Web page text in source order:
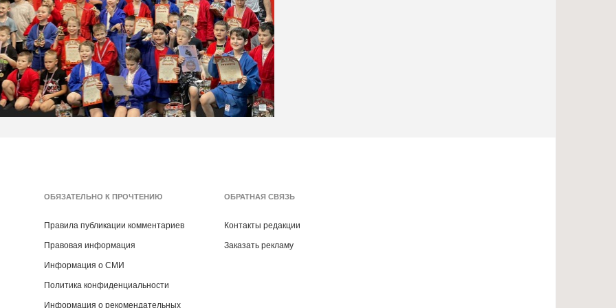
ОБЯЗАТЕЛЬНО К ПРОЧТЕНИЮ
Правила публикации комментариев
Правовая информация
Информация о СМИ
Политика конфиденциальности
Информация о рекомендательных
ОБРАТНАЯ СВЯЗЬ
Контакты редакции
Заказать рекламу